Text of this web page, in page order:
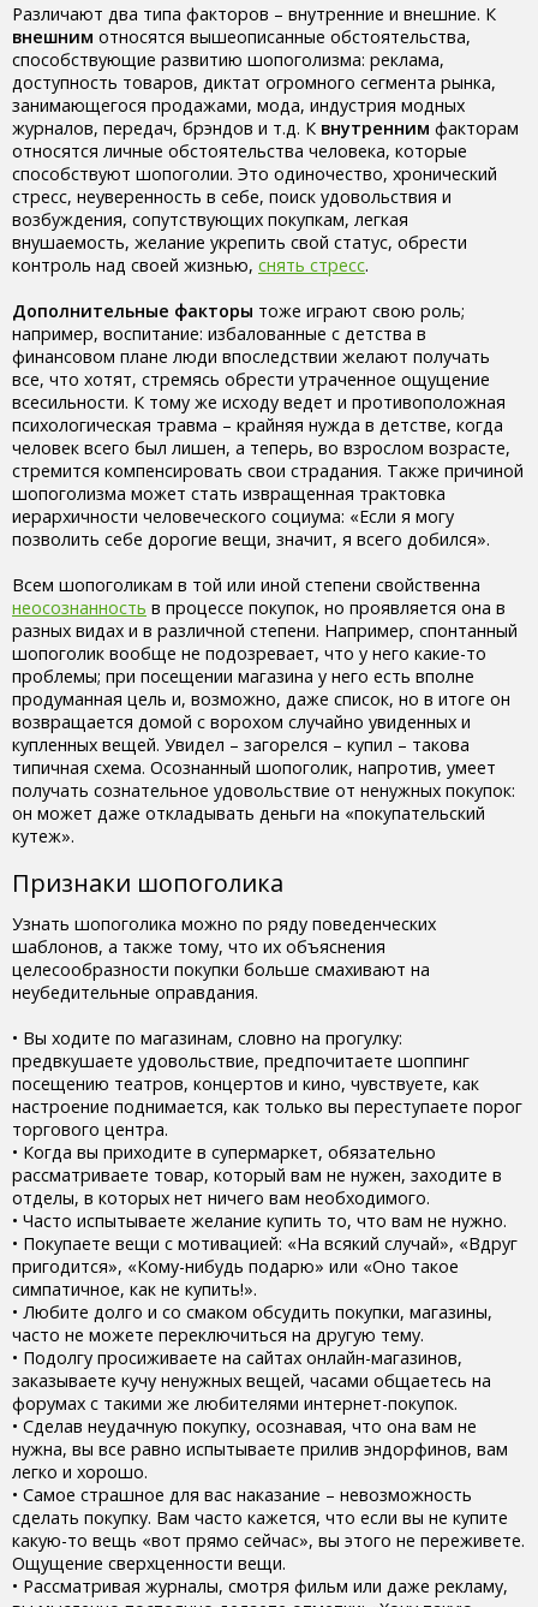
Различают два типа факторов – внутренние и внешние. К
внешним относятся вышеописанные обстоятельства,
способствующие развитию шопоголизма: реклама,
доступность товаров, диктат огромного сегмента рынка,
занимающегося продажами, мода, индустрия модных
журналов, передач, брэндов и т.д. К внутренним факторам
относятся личные обстоятельства человека, которые
способствуют шопоголии. Это одиночество, хронический
стресс, неуверенность в себе, поиск удовольствия и
возбуждения, сопутствующих покупкам, легкая
внушаемость, желание укрепить свой статус, обрести
контроль над своей жизнью, снять стресс.
Дополнительные факторы тоже играют свою роль;
например, воспитание: избалованные с детства в
финансовом плане люди впоследствии желают получать
все, что хотят, стремясь обрести утраченное ощущение
всесильности. К тому же исходу ведет и противоположная
психологическая травма – крайняя нужда в детстве, когда
человек всего был лишен, а теперь, во взрослом возрасте,
стремится компенсировать свои страдания. Также причиной
шопоголизма может стать извращенная трактовка
иерархичности человеческого социума: «Если я могу
позволить себе дорогие вещи, значит, я всего добился».
Всем шопоголикам в той или иной степени свойственна
неосознанность в процессе покупок, но проявляется она в
разных видах и в различной степени. Например, спонтанный
шопоголик вообще не подозревает, что у него какие-то
проблемы; при посещении магазина у него есть вполне
продуманная цель и, возможно, даже список, но в итоге он
возвращается домой с ворохом случайно увиденных и
купленных вещей. Увидел – загорелся – купил – такова
типичная схема. Осознанный шопоголик, напротив, умеет
получать сознательное удовольствие от ненужных покупок:
он может даже откладывать деньги на «покупательский
кутеж».
Признаки шопоголика
Узнать шопоголика можно по ряду поведенческих
шаблонов, а также тому, что их объяснения
целесообразности покупки больше смахивают на
неубедительные оправдания.
• Вы ходите по магазинам, словно на прогулку:
предвкушаете удовольствие, предпочитаете шоппинг
посещению театров, концертов и кино, чувствуете, как
настроение поднимается, как только вы переступаете порог
торгового центра.
• Когда вы приходите в супермаркет, обязательно
рассматриваете товар, который вам не нужен, заходите в
отделы, в которых нет ничего вам необходимого.
• Часто испытываете желание купить то, что вам не нужно.
• Покупаете вещи с мотивацией: «На всякий случай», «Вдруг
пригодится», «Кому-нибудь подарю» или «Оно такое
симпатичное, как не купить!».
• Любите долго и со смаком обсудить покупки, магазины,
часто не можете переключиться на другую тему.
• Подолгу просиживаете на сайтах онлайн-магазинов,
заказываете кучу ненужных вещей, часами общаетесь на
форумах с такими же любителями интернет-покупок.
• Сделав неудачную покупку, осознавая, что она вам не
нужна, вы все равно испытываете прилив эндорфинов, вам
легко и хорошо.
• Самое страшное для вас наказание – невозможность
сделать покупку. Вам часто кажется, что если вы не купите
какую-то вещь «вот прямо сейчас», вы этого не переживете.
Ощущение сверхценности вещи.
• Рассматривая журналы, смотря фильм или даже рекламу,